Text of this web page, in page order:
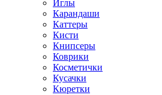
Иглы
Карандаши
Каттеры
Кисти
Книпсеры
Коврики
Косметички
Кусачки
Кюретки